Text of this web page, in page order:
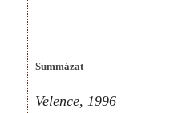
Summázat
Velence, 1996